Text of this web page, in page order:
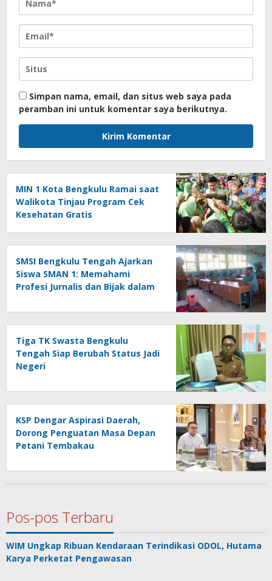
Simpan nama, email, dan situs web saya pada
peramban ini untuk komentar saya berikutnya.
MIN 1 Kota Bengkulu Ramai saat
Walikota Tinjau Program Cek
Kesehatan Gratis
SMSI Bengkulu Tengah Ajarkan
Siswa SMAN 1: Memahami
Profesi Jurnalis dan Bijak dalam
Tiga TK Swasta Bengkulu
Tengah Siap Berubah Status Jadi
Negeri
KSP Dengar Aspirasi Daerah,
Dorong Penguatan Masa Depan
Petani Tembakau
Pos-pos Terbaru
WIM Ungkap Ribuan Kendaraan Terindikasi ODOL, Hutama
Karya Perketat Pengawasan